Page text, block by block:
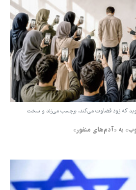
که زود قضاوت می‌کند، برچسب می‌زند و سخت
به «آدم‌های منفور»